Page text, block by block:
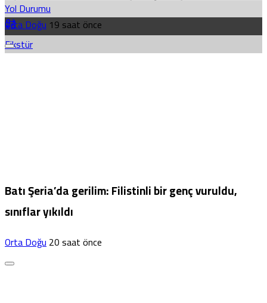
Yol Durumu
Fikstür
Orta Doğu 19 saat önce
Batı Şeria’da gerilim: Filistinli bir genç vuruldu,
sınıflar yıkıldı
Orta Doğu20 saat önce